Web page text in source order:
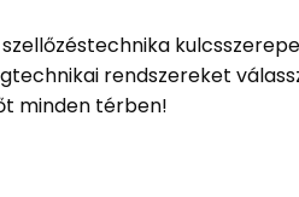
rendszereket
minden térben!